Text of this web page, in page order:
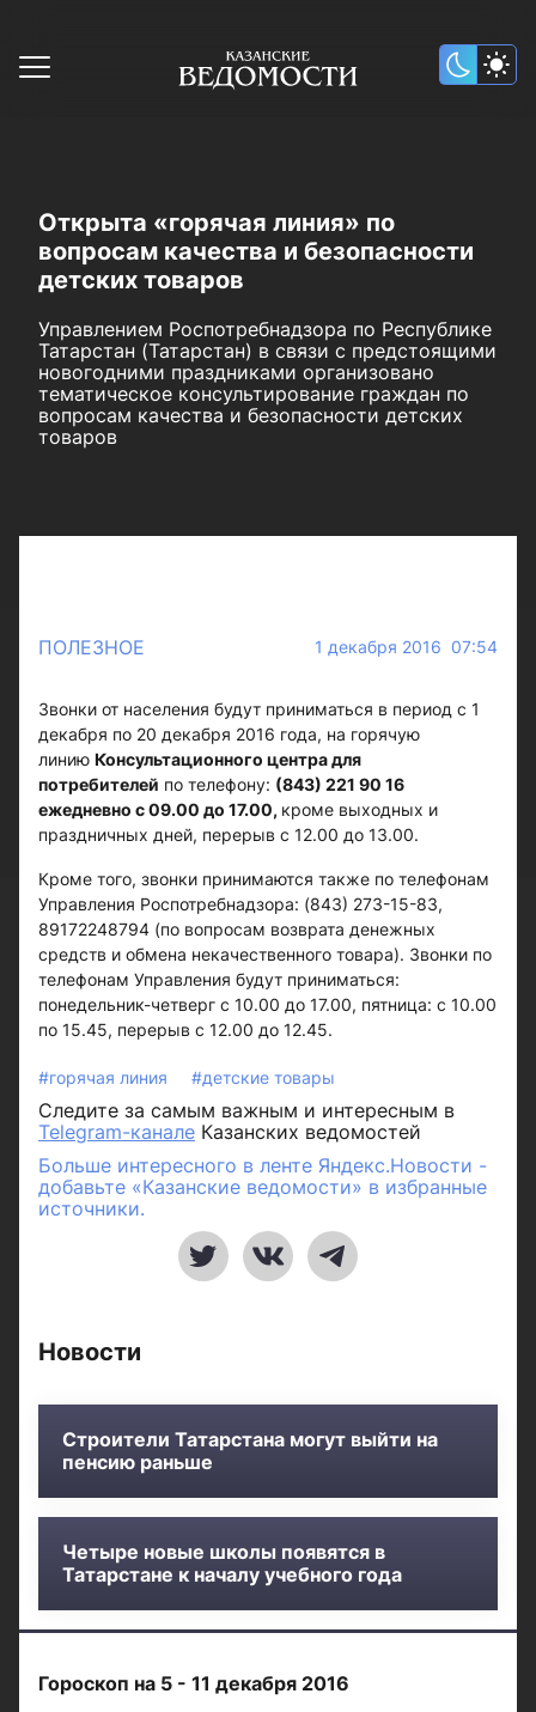
Открыта «горячая линия» по
вопросам качества и безопасности
детских товаров
Управлением Роспотребнадзора по Республике
Татарстан (Татарстан) в связи с предстоящими
новогодними праздниками организовано
тематическое консультирование граждан по
вопросам качества и безопасности детских
товаров
ПОЛЕЗНОЕ 1 декабря 2016 07:54
Звонки от населения будут приниматься в период с 1
декабря по 20 декабря 2016 года, на горячую
линию Консультационного центра для
потребителей по телефону: (843) 221 90 16
ежедневно с 09.00 до 17.00, кроме выходных и
праздничных дней, перерыв с 12.00 до 13.00.
Кроме того, звонки принимаются также по телефонам
Управления Роспотребнадзора: (843) 273-15-83,
89172248794 (по вопросам возврата денежных
средств и обмена некачественного товара). Звонки по
телефонам Управления будут приниматься:
понедельник-четверг с 10.00 до 17.00, пятница: с 10.00
по 15.45, перерыв с 12.00 до 12.45.
#горячая линия #детские товары
Следите за самым важным и интересным в
Telegram-канале Казанских ведомостей
Больше интересного в ленте Яндекс.Новости -
добавьте «Казанские ведомости» в избранные
источники.
Новости
Строители Татарстана могут выйти на
пенсию раньше
Четыре новые школы появятся в
Татарстане к началу учебного года
Гороскоп на 5 - 11 декабря 2016